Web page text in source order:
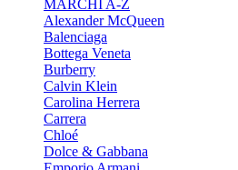
MARCHI A-Z
Alexander McQueen
Balenciaga
Bottega Veneta
Burberry
Calvin Klein
Carolina Herrera
Carrera
Chloé
Dolce & Gabbana